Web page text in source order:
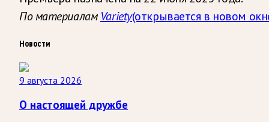
По материалам Variety(открывается в новом
Новости
9 августа 2026
О настоящей дружбе